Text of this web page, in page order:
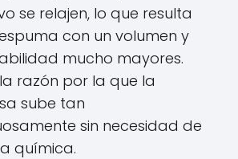
se relajen, lo que resulta
con un volumen y
mucho mayores.
razón por la que la
sube tan
sin necesidad de
química.